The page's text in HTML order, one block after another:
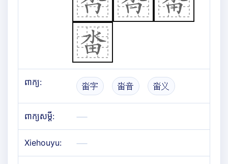
ពាក្យ: 畓字 畓音 畓义
ពាក្យសម្តី:
Xiehouyu: